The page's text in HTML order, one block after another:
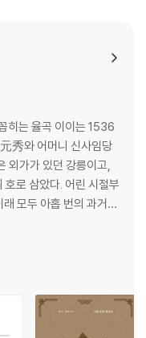
功效]
히는 율곡 이이는 1536
秀와 어머니 신사임당
외가가 있던 강릉이고,
로 삼았다. 어린 시절부
모두 아홉 번의 과거에
기간에 열정적인 정책
. 이후